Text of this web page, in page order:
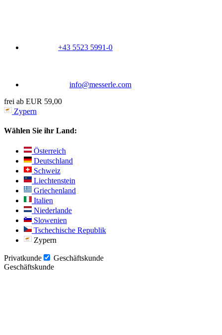
+43 5523 5991-0
info@messerle.com
frei ab EUR 59,00
Zypern
Wählen Sie ihr Land:
Österreich
Deutschland
Schweiz
Liechtenstein
Griechenland
Italien
Niederlande
Slowenien
Tschechische Republik
Zypern
Privatkunde
Geschäftskunde
Geschäftskunde